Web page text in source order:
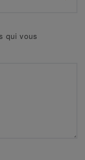
qui vous